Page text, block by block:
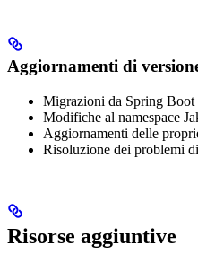
Aggiornamenti di
Migrazioni da Spring Boot
Modifiche al namespace
Aggiornamenti delle
Risoluzione dei problemi
Risorse aggiuntive